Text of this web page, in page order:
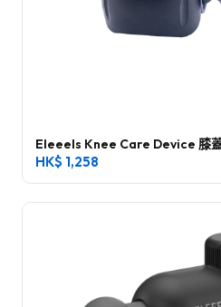
Eleeels Knee Care Device 膝
HK$ 1,258